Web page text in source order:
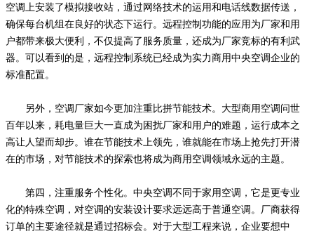
空调上安装了模拟接收站，通过网络技术的运用和电话线数据传送，
确保每台机组在良好的状态下运行。远程控制功能的应用为厂家和用
户都带来极大便利，不仅提高了服务质量，还成为厂家竞标的有利武
器。可以看到的是，远程控制系统已经成为实力商用中央空调企业的
标准配置。
另外，空调厂家如今更加注重比拼节能技术。大型商用空调问世
百年以来，耗电量巨大一直成为困扰厂家和用户的难题，运行成本之
高让人望而却步。谁在节能技术上领先，谁就能在市场上抢先打开潜
在的市场，对节能技术的探索也将成为商用空调领域永远的主题。
第四，注重服务个性化。中央空调不同于家用空调，它是更专业
化的特殊空调，对空调的安装设计要求远远高于普通空调。厂商获得
订单的主要途径就是通过招标会。对于大型工程来说，企业要想中